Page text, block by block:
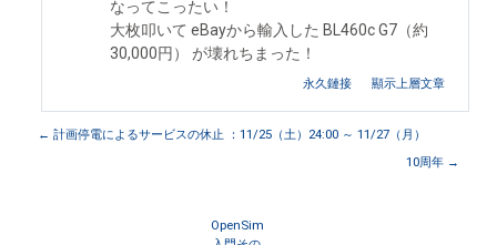
なってこったい！
大枚叩いて eBayから輸入した BL460c G7（約
30,000円） が壊れちまった！
永久鏈接 顯示上層文章
← 計画停電によるサービスの休止 ：11/25（土）24:00 ～ 11/27（月）
10周年 →
OpenSim